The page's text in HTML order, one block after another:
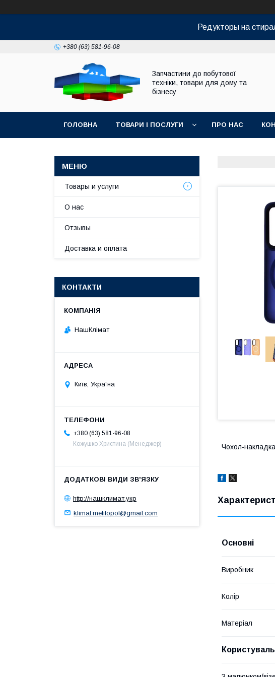
Редукторы на
+380 (63) 581-96-08
Запчастини до побутової
техніки, товари для дому та
бізнесу
ГОЛОВНА ТОВАРИ І ПОСЛУГИ ПРО НАС
Чохол-
Основні
Виробник
Колір
Матеріал
Товары и услуги
О нас
Отзывы
Доставка и оплата
КОНТАКТИ
НашКлімат
Київ, Україна
+380 (63) 581-96-08
Кожушко Христина (Менеджер)
http://нашклимат.укр
klimat.melitopol@gmail.com